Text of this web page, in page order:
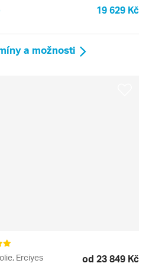
19 629 Kč
a možnosti
Erciyes od 23 849 Kč